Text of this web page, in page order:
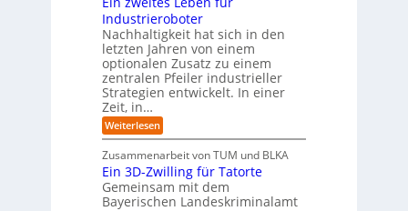
b
e
i
-
e
u
r
o
p
i
s
c
h
e
n
r
u
n
g
S
A
P
:
W
i
e
s
u
b
r
e
D
a
n
d
A
I
-
R
e
p
r
t
S
i
n
k
Industrieroboter
Nachhaltigkeit hat sich in den
letzten Jahren von einem
optionalen Zusatz zu einem
zentralen Pfeiler industrieller
Strategien entwickelt. In einer
Zeit, in…
Weiterlesen:
E
n
z
w
e
Zusammenarbeit von TUM und BLKA
Ein 3D-Zwilling für Tatorte
Gemeinsam mit dem
Bayerischen Landeskriminalamt